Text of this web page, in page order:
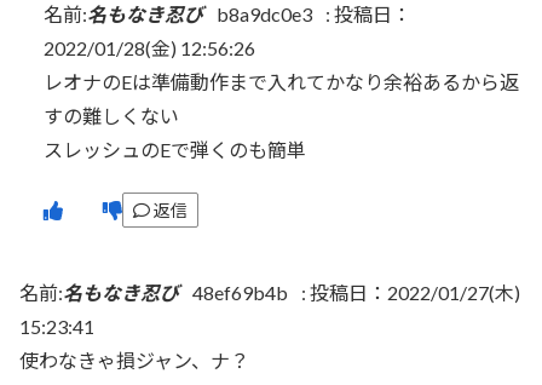
名前:名もなき忍び b8a9dc0e3 : 投稿日：
2022/01/28(金) 12:56:26
レオナのEは準備動作まで入れてかなり余裕あるから返
すの難しくない
スレッシュのEで弾くのも簡単
返信
名前:名もなき忍び 48ef69b4b : 投稿日：2022/01/27(木)
15:23:41
使わなきゃ損ジャン、ナ？